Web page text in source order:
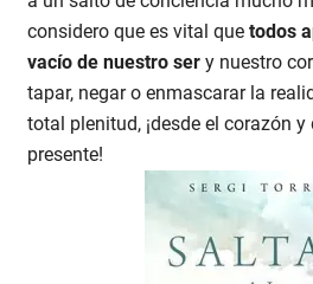
considero que es vital que todos
vacío de nuestro ser y nuestro
tapar, negar o enmascarar la
total plenitud, ¡desde el corazón
presente!